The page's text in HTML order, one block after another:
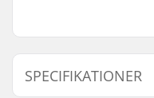
SPECIFIKATIONER